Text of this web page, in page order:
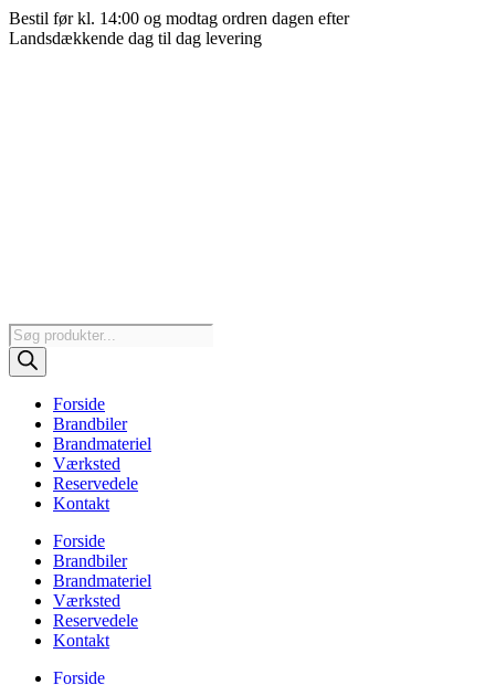
Videre
til
Bestil før kl. 14:00 og modtag ordren dagen efter
Landsdækkende dag til dag levering
Products
search
Forside
Brandbiler
Brandmateriel
Værksted
Reservedele
Kontakt
Forside
Brandbiler
Brandmateriel
Værksted
Reservedele
Kontakt
Forside